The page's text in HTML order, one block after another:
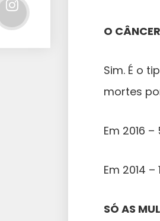
O
Sim. É o
mortes
Em 2016
Em 2014
SÓ AS